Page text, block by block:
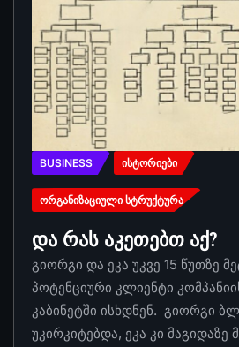
BUSINESS ᲘᲡᲢᲝᲠᲘᲔᲑᲘ
ᲝᲠᲒᲐᲜᲘᲖᲐᲪᲘᲣᲚᲘ ᲡᲢᲠᲣᲥᲢᲣᲠᲐ
და რას აკეთებთ აქ?
გიორგი და ეკა უკვე 15 წუთზე
პოტენციური კლიენტი
კაბინეტში ისხდნენ. გიორგი
უკირკიტებდა, ეკა კი მაგიდაზე